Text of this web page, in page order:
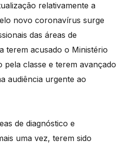
relativamente a
novo coronavírus surge
das áreas de
terem acusado o Ministério
pela classe e terem avançado
audiência urgente ao
de diagnóstico e
uma vez, terem sido